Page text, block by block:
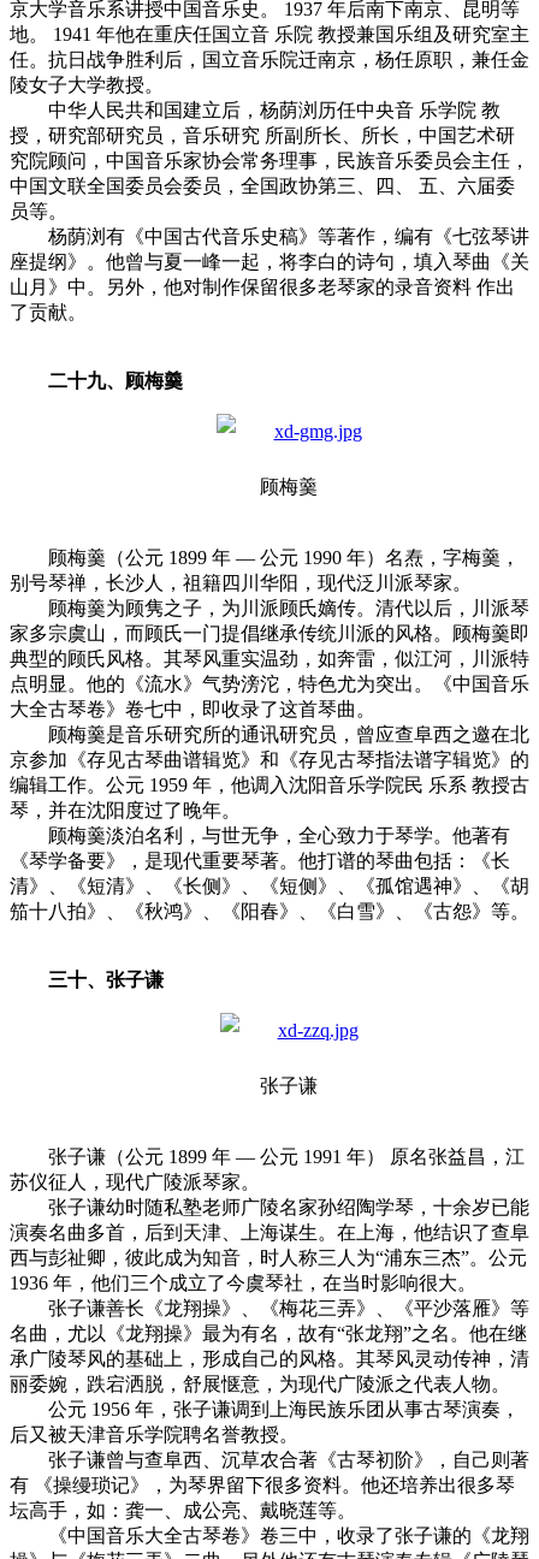
京大学音乐系讲授中国音乐史。 1937 年后南下南京、昆明等
地。 1941 年他在重庆任国立音 乐院 教授兼国乐组及研究室主
任。抗日战争胜利后，国立音乐院迁南京，杨任原职，兼任金
陵女子大学教授。
中华人民共和国建立后，杨荫浏历任中央音 乐学院 教
授，研究部研究员，音乐研究 所副所长、所长，中国艺术研
究院顾问，中国音乐家协会常务理事，民族音乐委员会主任，
中国文联全国委员会委员，全国政协第三、四、 五、六届委
员等。
杨荫浏有《中国古代音乐史稿》等著作，编有《七弦琴讲
座提纲》。他曾与夏一峰一起，将李白的诗句，填入琴曲《关
山月》中。另外，他对制作保留很多老琴家的录音资料 作出
了贡献。
二十九、顾梅羹
顾梅羹
顾梅羹（公元 1899 年 — 公元 1990 年）名焘，字梅羹，
别号琴禅，长沙人，祖籍四川华阳，现代泛川派琴家。
顾梅羹为顾隽之子，为川派顾氏嫡传。清代以后，川派琴
家多宗虞山，而顾氏一门提倡继承传统川派的风格。顾梅羹即
典型的顾氏风格。其琴风重实温劲，如奔雷，似江河，川派特
点明显。他的《流水》气势滂沱，特色尤为突出。《中国音乐
大全古琴卷》卷七中，即收录了这首琴曲。
顾梅羹是音乐研究所的通讯研究员，曾应查阜西之邀在北
京参加《存见古琴曲谱辑览》和《存见古琴指法谱字辑览》的
编辑工作。公元 1959 年，他调入沈阳音乐学院民 乐系 教授古
琴，并在沈阳度过了晚年。
顾梅羹淡泊名利，与世无争，全心致力于琴学。他著有
《琴学备要》，是现代重要琴著。他打谱的琴曲包括：《长
清》、《短清》、《长侧》、《短侧》、《孤馆遇神》、《胡
笳十八拍》、《秋鸿》、《阳春》、《白雪》、《古怨》等。
三十、张子谦
张子谦
张子谦（公元 1899 年 — 公元 1991 年） 原名张益昌，江
苏仪征人，现代广陵派琴家。
张子谦幼时随私塾老师广陵名家孙绍陶学琴，十余岁已能
演奏名曲多首，后到天津、上海谋生。在上海，他结识了查阜
西与彭祉卿，彼此成为知音，时人称三人为“浦东三杰”。公元
1936 年，他们三个成立了今虞琴社，在当时影响很大。
张子谦善长《龙翔操》、《梅花三弄》、《平沙落雁》等
名曲，尤以《龙翔操》最为有名，故有“张龙翔”之名。他在继
承广陵琴风的基础上，形成自己的风格。其琴风灵动传神，清
丽委婉，跌宕洒脱，舒展惬意，为现代广陵派之代表人物。
公元 1956 年，张子谦调到上海民族乐团从事古琴演奏，
后又被天津音乐学院聘名誉教授。
张子谦曾与查阜西、沉草农合著《古琴初阶》，自己则著
有 《操缦琐记》，为琴界留下很多资料。他还培养出很多琴
坛高手，如：龚一、成公亮、戴晓莲等。
《中国音乐大全古琴卷》卷三中，收录了张子谦的《龙翔